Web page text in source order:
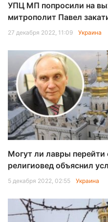
УПЦ МП попросили на
митрополит Павел
27 декабря 2022, 11:09 Украина
Могут ли лавры
религиовед объяснил
5 декабря 2022, 02:55 Украина